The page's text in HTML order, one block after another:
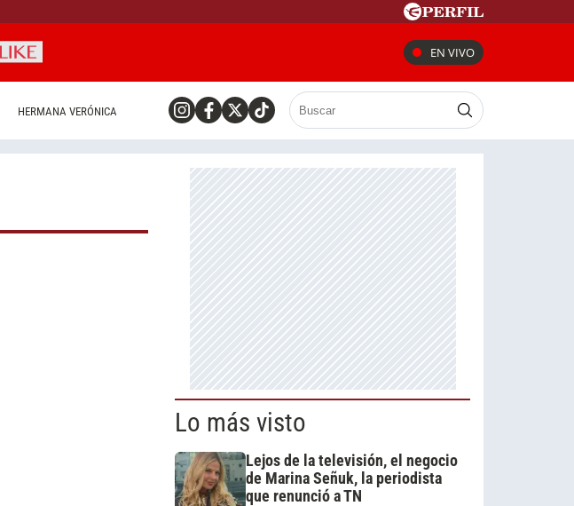
EN VIVO
HERMANA VERÓNICA
Lo más visto
Lejos de la televisión, el negocio
de Marina Señuk, la periodista
que renunció a TN